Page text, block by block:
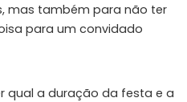
mas também para não ter
para um convidado
qual a duração da festa e a